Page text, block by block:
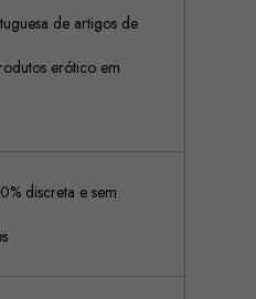
de artigos de
erótico em
discreta e sem